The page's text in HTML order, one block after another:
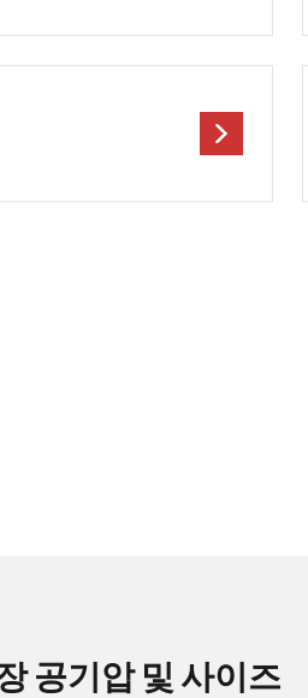
공기압 및 사이즈